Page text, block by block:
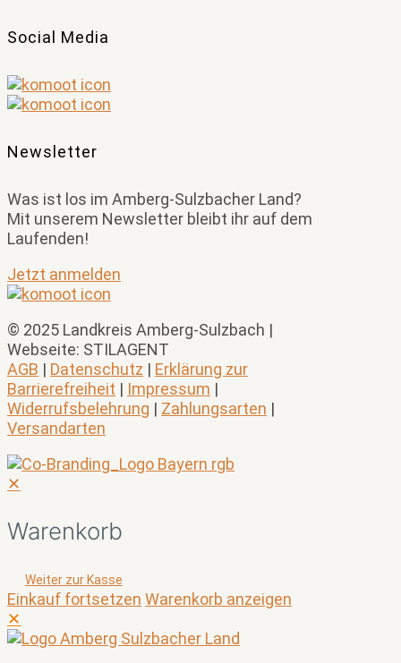
Social Media
Newsletter
Was ist los im Amberg-Sulzbacher Land?
Mit unserem Newsletter bleibt ihr auf dem
Laufenden!
Jetzt anmelden
© 2025 Landkreis Amberg-Sulzbach |
Webseite: STILAGENT
AGB | Datenschutz | Erklärung zur
Barrierefreiheit | Impressum |
Widerrufsbelehrung | Zahlungsarten |
Versandarten
✕
Warenkorb
Weiter zur Kasse
Einkauf fortsetzen Warenkorb anzeigen
✕